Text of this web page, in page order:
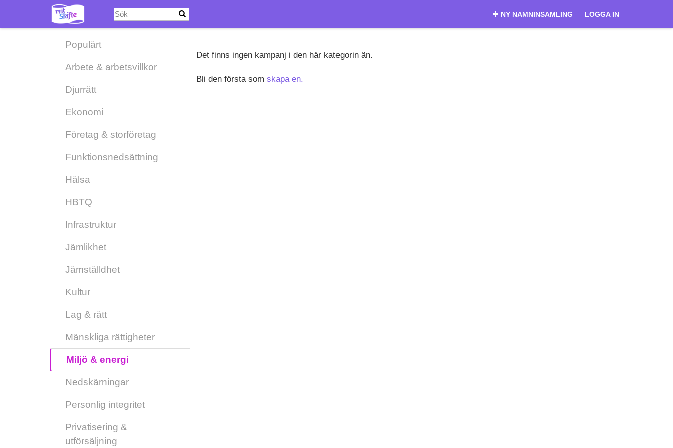
huvudinnehåll
NY NAMNINSAMLING LOGGA IN
Populärt
Arbete & arbetsvillkor
Djurrätt
Ekonomi
Företag & storföretag
Funktionsnedsättning
Hälsa
HBTQ
Infrastruktur
Jämlikhet
Jämställdhet
Kultur
Lag & rätt
Mänskliga rättigheter
Miljö & energi
Nedskärningar
Personlig integritet
Privatisering &
utförsäljning
Det finns ingen kampanj i den här kategorin än.
Bli den första som skapa en.